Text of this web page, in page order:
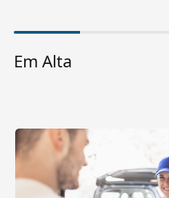
Em Alta